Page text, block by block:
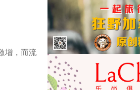
增，而流